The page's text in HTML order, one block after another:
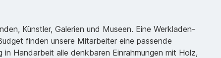
Künstler, Galerien und Museen. Eine Werkladen-
finden unsere Mitarbeiter eine passende
Handarbeit alle denkbaren Einrahmungen mit Holz,